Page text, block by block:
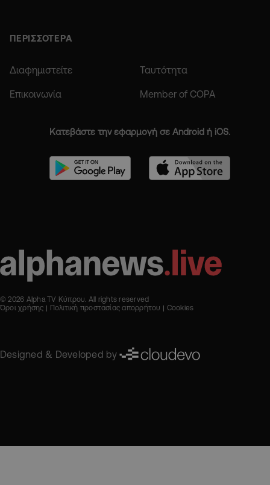
ΠΕΡΙΣΣΟΤΕΡΑ
Διαφημιστείτε Ταυτότητα
Επικοινωνία Member of COPA
Κατεβάστε την εφαρμογή σε Android ή iOS.
© 2026 Alpha TV Κύπρου. All rights reserved
Όροι χρήσης
Πολιτική προστασίας απορρήτου Cookies
Designed & Developed by